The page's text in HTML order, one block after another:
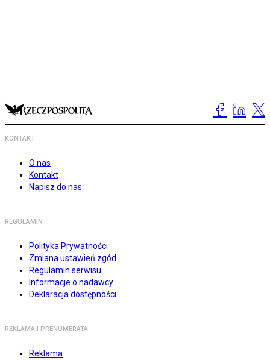
KONTAKT
O nas
Kontakt
Napisz do nas
REGULAMIN
Polityka Prywatności
Zmiana ustawień zgód
Regulamin serwisu
Informacje o nadawcy
Deklaracja dostępności
REKLAMA I PRENUMERATA
Reklama